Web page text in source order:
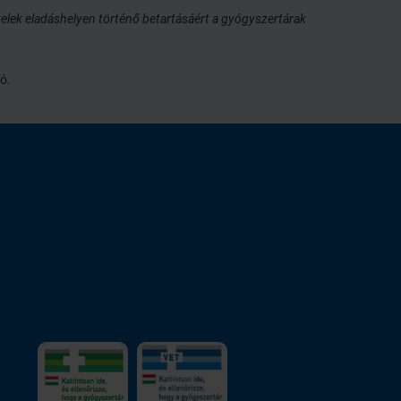
eladáshelyen történő betartásáért a gyógyszertárak